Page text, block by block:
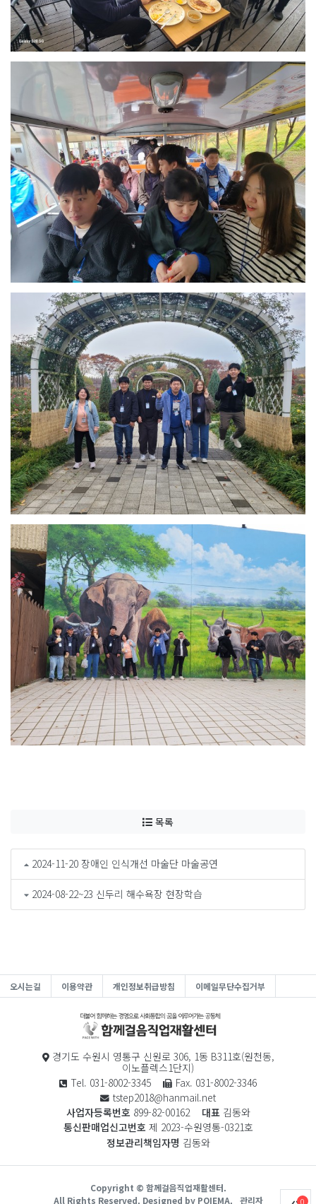
목록
2024-11-20 장애인 인식개선 마술단 마술공연
2024-08-22~23 신두리 해수욕장 현장학습
0
오시는길 이용약관 개인정보취급방침 이메일무단수집거부
경기도 수원시 영통구 신원로 306, 1동 B311호(원천동,
이노플렉스1단지)
Tel. 031-8002-3345
Fax. 031-8002-3346
tstep2018@hanmail.net
사업자등록번호 899-82-00162 대표김동와
통신판매업신고번호 제 2023-수원영통-0321호
정보관리책임자명 김동와
Copyright © 함께걸음직업재활센터.
All Rights Reserved. Designed by POIEMA.
관리자